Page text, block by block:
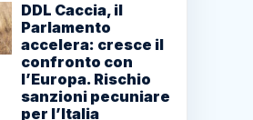
DDL Caccia, il
Parlamento
accelera: cresce il
confronto con
l’Europa. Rischio
sanzioni pecuniare
per l’Italia